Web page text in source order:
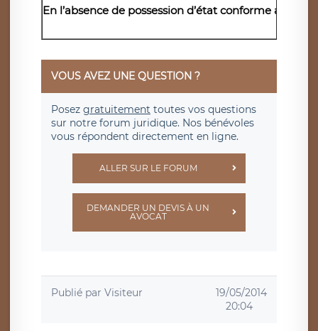
En l’absence de possession d’état conforme au titre
VOUS AVEZ UNE QUESTION ?
Posez gratuitement toutes vos questions
sur notre forum juridique. Nos bénévoles
vous répondent directement en ligne.
ALLER SUR LE FORUM
DEMANDER UN DEVIS À UN
AVOCAT
Publié par Visiteur
19/05/2014
20:04